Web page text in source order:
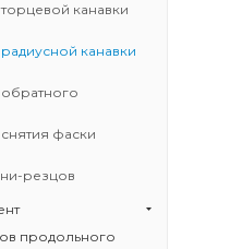
канавки
канавки
фаски
резцов
продольного